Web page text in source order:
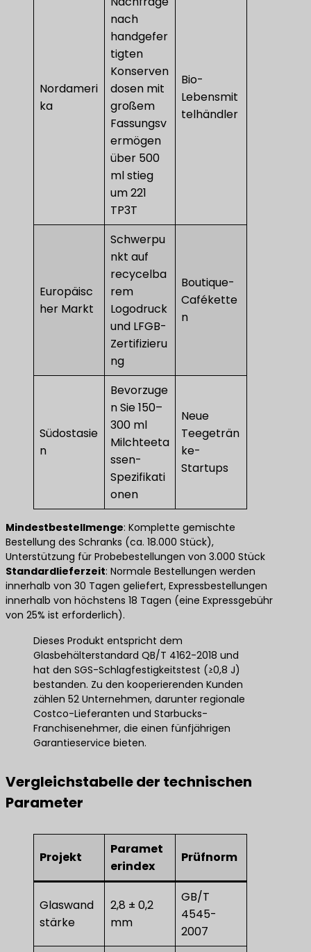
Nordameri
ka
nach
handgefer
tigten
Konserven
dosen mit
großem
Fassungsv
ermögen
über 500
ml stieg
um 221
TP3T
Bio-
Lebensmit
telhändler
Europäisc
her Markt
Schwerpu
nkt auf
recycelba
rem
Logodruck
und LFGB-
Zertifizieru
ng
Boutique-
Cafékette
n
Südostasie
n
Bevorzuge
n Sie 150–
300 ml
Milchteeta
ssen-
Spezifikati
onen
Neue
Teegeträn
ke-
Startups
Mindestbestellmenge​: Komplette gemischte
Bestellung des Schranks (ca. 18.000 Stück),
Unterstützung für Probebestellungen von 3.000 Stück​
Standardlieferzeit​​: Normale Bestellungen werden
innerhalb von 30 Tagen geliefert, Expressbestellungen
innerhalb von höchstens 18 Tagen (eine Expressgebühr
von 25% ist erforderlich).
Dieses Produkt entspricht dem
Glasbehälterstandard QB/T 4162-2018 und
hat den SGS-Schlagfestigkeitstest (≥0,8 J)
bestanden. Zu den kooperierenden Kunden
zählen 52 Unternehmen, darunter regionale
Costco-Lieferanten und Starbucks-
Franchisenehmer, die einen fünfjährigen
Garantieservice bieten.
Vergleichstabelle der technischen
Parameter
Projekt
Paramet
erindex
Prüfnorm
Glaswand
stärke
2,8 ± 0,2
mm
GB/T
4545-
2007